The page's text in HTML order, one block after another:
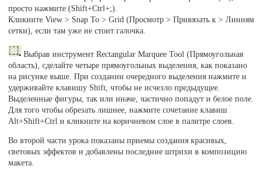
просто нажмите (Shift+Ctrl+;).
Кликните View > Snap To > Grid (Просмотр > Привязать к > Линиям
сетки), если там уже не стоит галочка.
Выбрав инструмент Rectangular Marquee Tool (Прямоугольная
область), сделайте четыре прямоугольных выделения, как показано
на рисунке выше. При создании очередного выделения нажмите и
удерживайте клавишу Shift, чтобы не исчезло предыдущее.
Выделенные фигуры, так или иначе, частично попадут и белое поле.
Для того чтобы обрезать лишнее, нажмите сочетание клавиш
Alt+Shift+Ctrl и кликните на коричневом слое в палитре слоев.
Во второй части урока показаны приемы создания красивых,
световых эффектов и добавлены последние штрихи в композицию
макета.